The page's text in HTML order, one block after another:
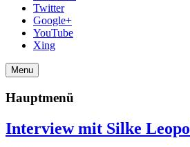
Twitter
Google+
YouTube
Xing
Menu
Hauptmenü
Interview mit Silke